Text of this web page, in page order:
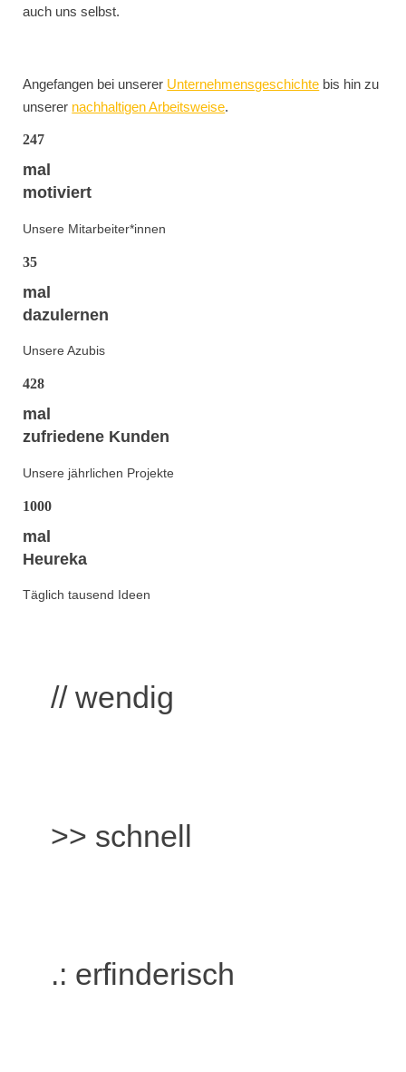
auch uns selbst.
Angefangen bei unserer Unternehmensgeschichte bis hin zu
unserer nachhaltigen Arbeitsweise.
247
mal
motiviert
Unsere Mitarbeiter*innen
35
mal
dazulernen
Unsere Azubis
428
mal
zufriedene Kunden
Unsere jährlichen Projekte
1000
mal
Heureka
Täglich tausend Ideen
// wendig
>> schnell
.: erfinderisch